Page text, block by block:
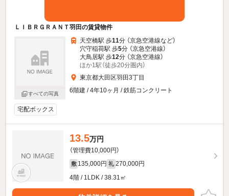
ＬＩＢＲＧＲＡＮＴ羽田の賃貸物件
すべての写真
天空橋駅 歩11分 （京急空港線など）
穴守稲荷駅 歩5分 （京急空港線）
大鳥居駅 歩12分 （京急空港線）
ほか1駅（徒歩20分圏内）
東京都大田区羽田3丁目
6階建 / 4年10ヶ月 / 鉄筋コンクリート
宅配ボックス
13.5万円
（管理費10,000円）
敷 135,000円 礼 270,000円
4階 / 1LDK / 38.31㎡